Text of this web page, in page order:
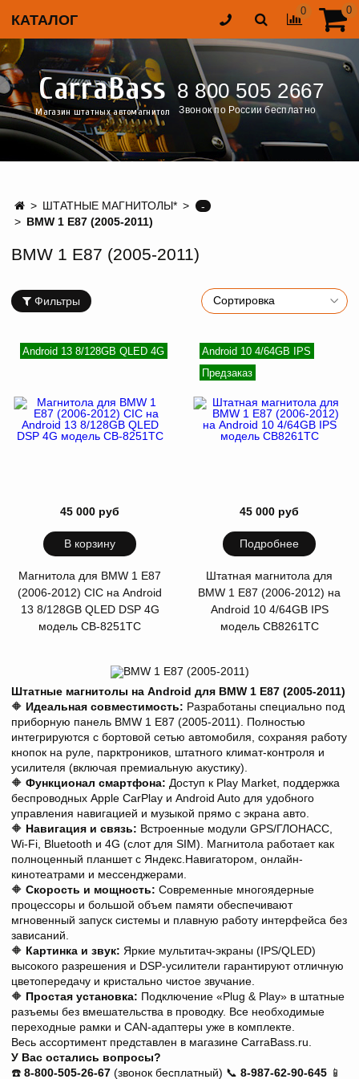
КАТАЛОГ
0 0
CarraBass
Магазин штатных автомагнитол
8 800 505 2667
Звонок по России бесплатно
ШТАТНЫЕ МАГНИТОЛЫ*
-
BMW 1 E87 (2005-2011)
BMW 1 E87 (2005-2011)
Фильтры
Android 13 8/128GB QLED 4G
45 000 руб
В корзину
Магнитола для BMW 1 E87
(2006-2012) CIC на Android
13 8/128GB QLED DSP 4G
модель CB-8251TC
Android 10 4/64GB IPS
Предзаказ
45 000 руб
Подробнее
Штатная магнитола для
BMW 1 E87 (2006-2012) на
Android 10 4/64GB IPS
модель СB8261TC
Штатные магнитолы на Android для BMW 1 E87 (2005-2011)
🔶 Идеальная совместимость: Разработаны специально под
приборную панель BMW 1 E87 (2005-2011). Полностью
интегрируются с бортовой сетью автомобиля, сохраняя работу
кнопок на руле, парктроников, штатного климат-контроля и
усилителя (включая премиальную акустику).
🔶 Функционал смартфона: Доступ к Play Market, поддержка
беспроводных Apple CarPlay и Android Auto для удобного
управления навигацией и музыкой прямо с экрана авто.
🔶 Навигация и связь: Встроенные модули GPS/ГЛОНАСС,
Wi-Fi, Bluetooth и 4G (слот для SIM). Магнитола работает как
полноценный планшет с Яндекс.Навигатором, онлайн-
кинотеатрами и мессенджерами.
🔶 Скорость и мощность: Современные многоядерные
процессоры и большой объем памяти обеспечивают
мгновенный запуск системы и плавную работу интерфейса без
зависаний.
🔶 Картинка и звук: Яркие мультитач-экраны (IPS/QLED)
высокого разрешения и DSP-усилители гарантируют отличную
цветопередачу и кристально чистое звучание.
🔶 Простая установка: Подключение «Plug & Play» в штатные
разъемы без вмешательства в проводку. Все необходимые
переходные рамки и CAN-адаптеры уже в комплекте.
Весь ассортимент представлен в магазине CarraBass.ru.
У Вас остались вопросы?
☎️ 8-800-505-26-67 (звонок бесплатный) 📞 8-987-62-90-645 📱